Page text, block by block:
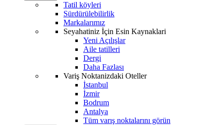
Tatil köyleri
Sürdürülebilirlik
Markalarımız
Seyahatiniz İçin Esin Kaynaklari
Yeni Açılışlar
Aile tatilleri
Dergi
Daha Fazlası
Variş Noktanizdaki Oteller
İstanbul
İzmir
Bodrum
Antalya
Tüm varış noktalarını görün